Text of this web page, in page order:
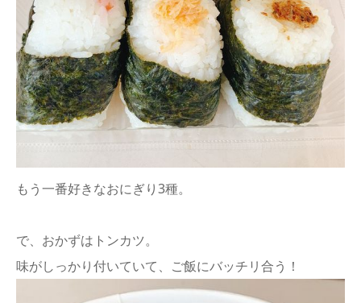
もう一番好きなおにぎり3種。
で、おかずはトンカツ。
味がしっかり付いていて、ご飯にバッチリ合う！